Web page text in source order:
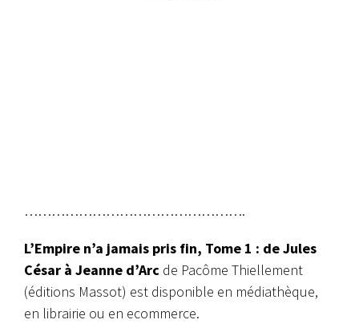
………………………………………….
L’Empire n’a jamais pris fin, Tome 1 : de Jules
César à Jeanne d’Arc de Pacôme Thiellement
(éditions Massot) est disponible en médiathèque,
en librairie ou en ecommerce.